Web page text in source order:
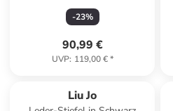
-23%
90,99 €
UVP: 119,00 €*
Liu Jo